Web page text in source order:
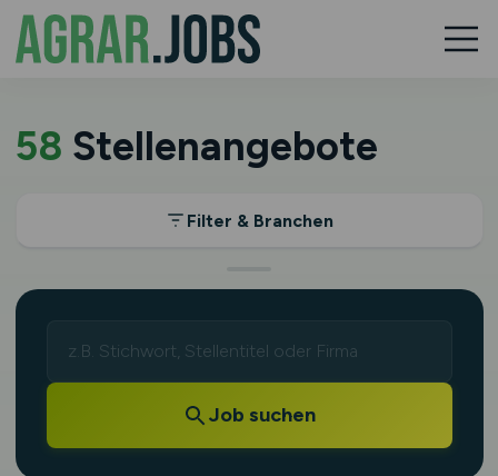
58 Stellenangebote
Filter & Branchen
Job suchen